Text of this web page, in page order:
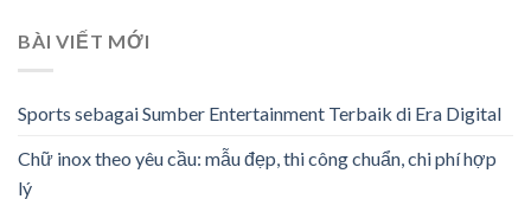
BÀI VIẾT MỚI
Sports sebagai Sumber Entertainment Terbaik di Era Digital
Chữ inox theo yêu cầu: mẫu đẹp, thi công chuẩn, chi phí hợp
lý